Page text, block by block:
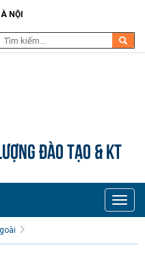
NỘI
đào tạo & KT
Toggle